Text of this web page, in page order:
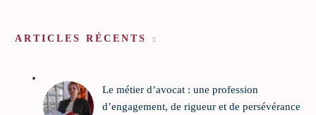
ARTICLES RÉCENTS
Le métier d’avocat : une profession
d’engagement, de rigueur et de persévérance